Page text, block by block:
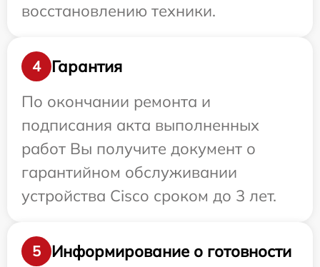
восстановлению техники.
4
Гарантия
По окончании ремонта и
подписания акта выполненных
работ Вы получите документ о
гарантийном обслуживании
устройства Cisco сроком до 3 лет.
5
Информирование о готовности